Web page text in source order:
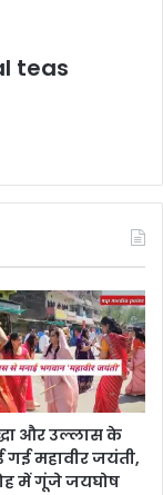
teas
और उल्लास के
गई महावीर जयंती,
में गूंजे जयघोष